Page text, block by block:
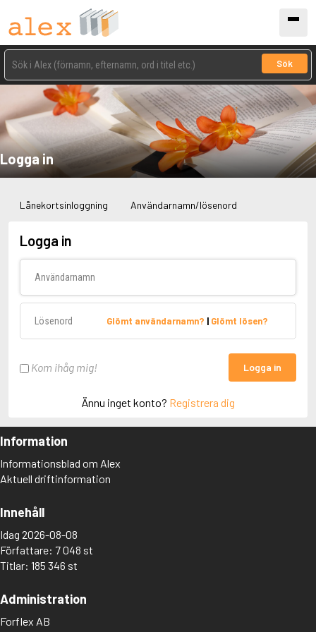
Sök
Logga in
Lånekortsinloggning Användarnamn/lösenord
Logga in
Glömt användarnamn? | Glömt lösen?
Kom ihåg mig! Logga in
Ännu inget konto? Registrera dig
Information
Informationsblad om Alex
Aktuell driftinformation
Innehåll
Idag 2026-08-08
Författare: 7 048 st
Titlar: 185 346 st
Administration
Forflex AB